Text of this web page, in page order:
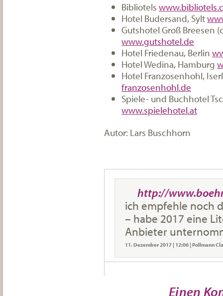
Bibliotels
Hotel Budersand, Sylt
Gutshotel Groß Breesen
www.gutshotel.de
Hotel Friedenau, Berlin
Hotel Wedina, Hamburg
Hotel Franzosenhohl,
franzosenhohl.de
Spiele- und Buchhotel
www.spielehotel.at
Autor: Lars Buschhorn
http://
ich empfehle noch
– habe 2017 eine
Anbieter
11. Dezember 2017 | 12:06 | Pollmann
Einen